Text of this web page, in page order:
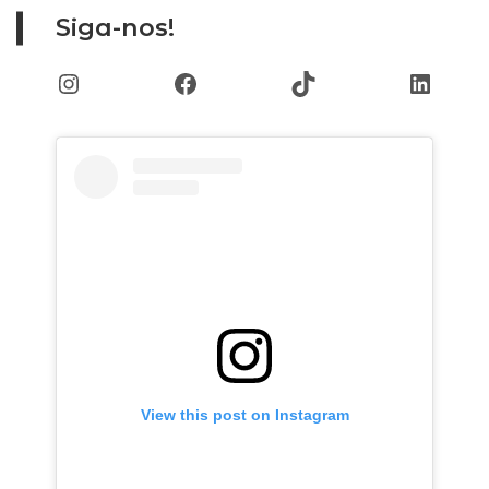
Siga-nos!
InstagramFacebook TikTok
View this post on Instagram